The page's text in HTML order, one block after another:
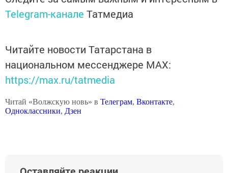
Telegram-канале Татмедиа
Читайте новости Татарстана в
национальном мессенджере MАХ:
https://max.ru/tatmedia
Читай «Волжскую новь» в Телеграм, Вконтакте,
Одноклассники, Дзен